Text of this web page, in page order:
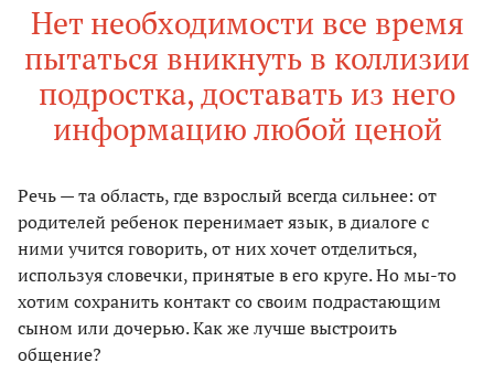
Нет необходимости все время
пытаться вникнуть в коллизии
подростка, доставать из него
информацию любой ценой
Речь — та область, где взрослый всегда сильнее: от
родителей ребенок перенимает язык, в диалоге с
ними учится говорить, от них хочет отделиться,
используя словечки, принятые в его круге. Но мы-то
хотим сохранить контакт со своим подрастающим
сыном или дочерью. Как же лучше выстроить
общение?